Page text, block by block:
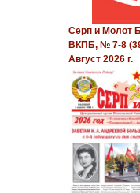
Серп и
ВКПБ, № 7-8
Август 2026 г.